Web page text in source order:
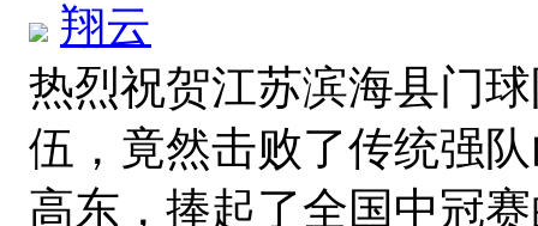
翔云
热烈祝贺江苏滨海县门
伍，竟然击败了传统强
高东，捧起了全国中冠